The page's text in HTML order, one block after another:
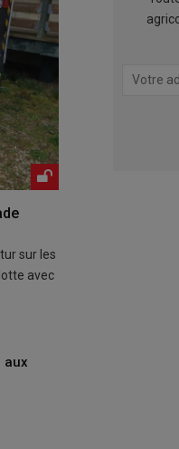
sur les
avec
aux